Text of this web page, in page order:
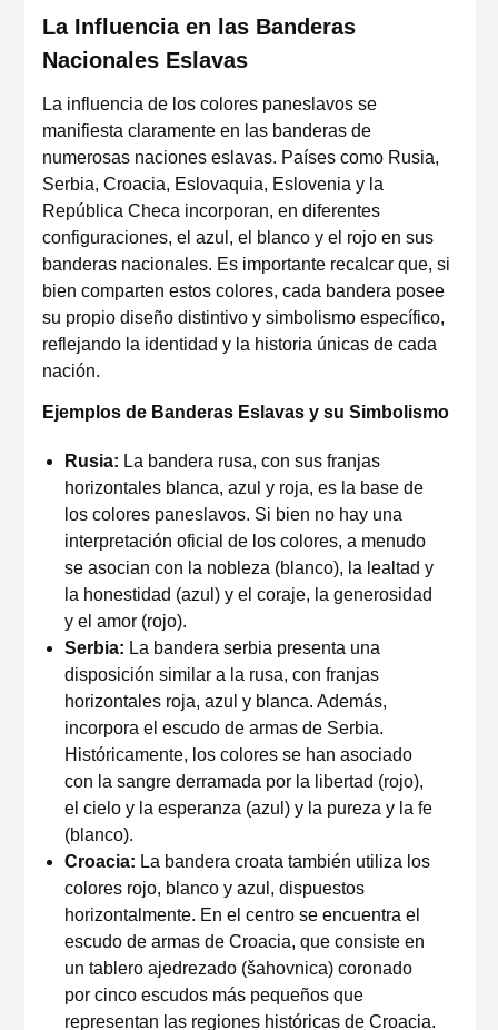
La Influencia en las Banderas
Nacionales Eslavas
La influencia de los colores paneslavos se
manifiesta claramente en las banderas de
numerosas naciones eslavas. Países como Rusia,
Serbia, Croacia, Eslovaquia, Eslovenia y la
República Checa incorporan, en diferentes
configuraciones, el azul, el blanco y el rojo en sus
banderas nacionales. Es importante recalcar que, si
bien comparten estos colores, cada bandera posee
su propio diseño distintivo y simbolismo específico,
reflejando la identidad y la historia únicas de cada
nación.
Ejemplos de Banderas Eslavas y su Simbolismo
Rusia: La bandera rusa, con sus franjas
horizontales blanca, azul y roja, es la base de
los colores paneslavos. Si bien no hay una
interpretación oficial de los colores, a menudo
se asocian con la nobleza (blanco), la lealtad y
la honestidad (azul) y el coraje, la generosidad
y el amor (rojo).
Serbia: La bandera serbia presenta una
disposición similar a la rusa, con franjas
horizontales roja, azul y blanca. Además,
incorpora el escudo de armas de Serbia.
Históricamente, los colores se han asociado
con la sangre derramada por la libertad (rojo),
el cielo y la esperanza (azul) y la pureza y la fe
(blanco).
Croacia: La bandera croata también utiliza los
colores rojo, blanco y azul, dispuestos
horizontalmente. En el centro se encuentra el
escudo de armas de Croacia, que consiste en
un tablero ajedrezado (šahovnica) coronado
por cinco escudos más pequeños que
representan las regiones históricas de Croacia.